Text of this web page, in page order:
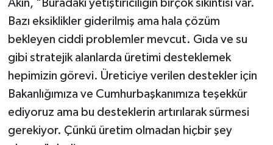
Akın, "Buradaki yetiştiriciliğin birçok sıkıntısı var.
Bazı eksiklikler giderilmiş ama hala çözüm
bekleyen ciddi problemler mevcut. Gıda ve su
gibi stratejik alanlarda üretimi desteklemek
hepimizin görevi. Üreticiye verilen destekler için
Bakanlığımıza ve Cumhurbaşkanımıza teşekkür
ediyoruz ama bu desteklerin artırılarak sürmesi
gerekiyor. Çünkü üretim olmadan hiçbir şey